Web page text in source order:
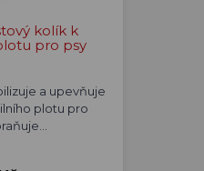
kolík k
pro psy
a upevňuje
plotu pro